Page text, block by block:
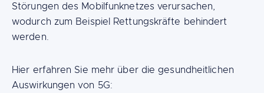
Störungen des Mobilfunknetzes verursachen,
wodurch zum Beispiel Rettungskräfte behindert
werden.
Hier erfahren Sie mehr über die gesundheitlichen
Auswirkungen von 5G: